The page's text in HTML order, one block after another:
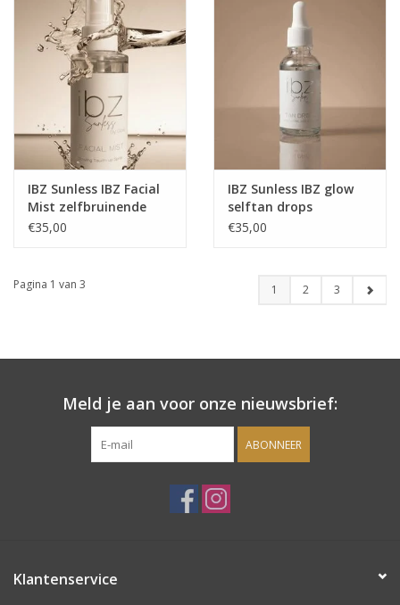
IBZ Sunless IBZ Facial
Mist zelfbruinende
gezichtspray
€35,00
IBZ Sunless IBZ glow
selftan drops
€35,00
Pagina 1 van 3 1 2 3
Meld je aan voor onze nieuwsbrief:
ABONNEER
Klantenservice